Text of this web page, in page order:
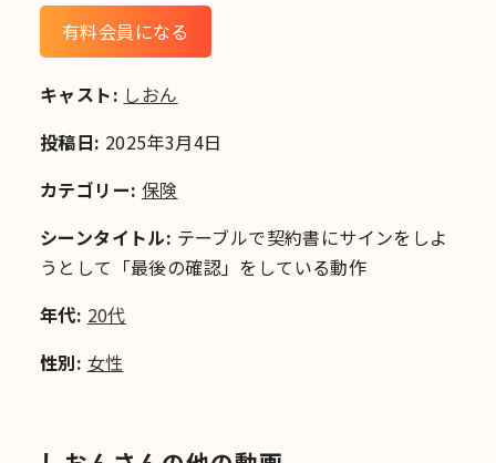
有料会員になる
キャスト: しおん
投稿日: 2025年3月4日
カテゴリー: 保険
シーンタイトル: テーブルで契約書にサインをしよ
うとして「最後の確認」をしている動作
年代: 20代
性別: 女性